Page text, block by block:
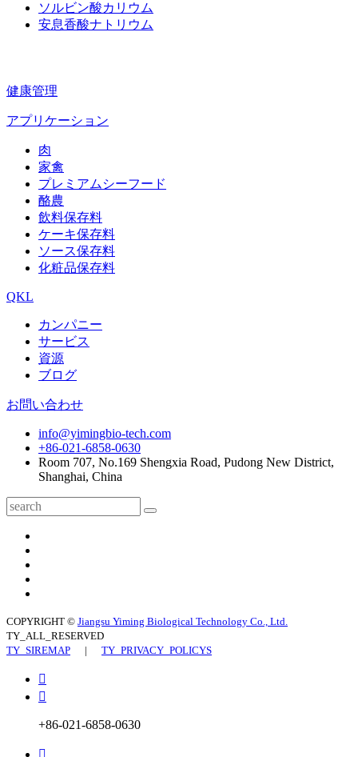
ソルビン酸カリウム
安息香酸ナトリウム
健康管理
アプリケーション
肉
家禽
プレミアムシーフード
酪農
飲料保存料
ケーキ保存料
ソース保存料
化粧品保存料
QKL
カンパニー
サービス
資源
ブログ
お問い合わせ
info@yimingbio-tech.com
+86-021-6858-0630
Room 707, No.169 Shengxia Road, Pudong New District,
Shanghai, China
COPYRIGHT © Jiangsu Yiming Biological Technology Co., Ltd.
TY_ALL_RESERVED
TY_SIREMAP | TY_PRIVACY_POLICYS


+86-021-6858-0630